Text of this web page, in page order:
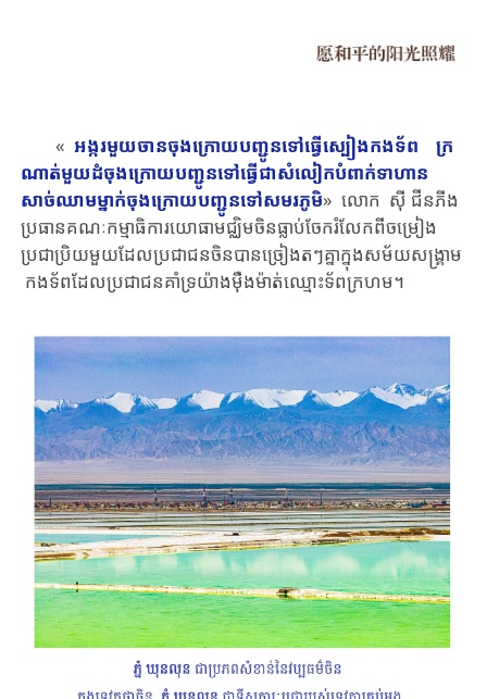
« អង្ករមួយ​ចាន​ចុងក្រោយ​បញ្ជូនទៅ​ធ្វើស្បៀង​កងទ័ព ​ ​ ​ក្រ
ណាត់មួយ​ដំចុងក្រោយ​បញ្ជូនទៅធ្វើជាសំលៀកបំពាក់ទាហាន ​ ​ ​
សាច់ឈាម​ម្នាក់​ចុង​ក្រោយ​បញ្ជូនទៅ​​សមរភូមិ​​» ​លោក ស៊ី ជីនភីង ​​​​
ប្រធាន​គណៈកម្មាធិការ​យោធា​មជ្ឈិមចិន​​ធ្លាប់​ចែករំលែក​ពី​​ចម្រៀង
ប្រជាប្រិយ​​មួយ​​ដែល​ប្រជាជន​ចិន​បាន​​ច្រៀងតៗគ្នាក្នុង​សម័យ​សង្គ្រាម​ ​
​កងទ័ព​ដែល​​ប្រជាជន​​គាំទ្រ​យ៉ាង​ម៉ឺងម៉ាត់​ឈ្មោះ​​ទ័ព​ក្រហម។​